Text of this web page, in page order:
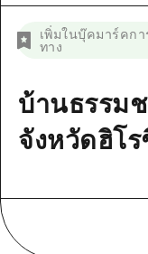
มา
ปร
ธร
บริ
จัง
ชิมา
ส
ตั๋ว
บริ
ข่าว
เพิ่มในบุ๊คมาร์คกา
ทาง
บ้านธรรม
จังหวัดฮิโ